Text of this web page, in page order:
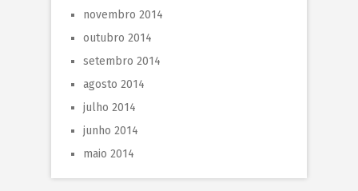
novembro 2014
outubro 2014
setembro 2014
agosto 2014
julho 2014
junho 2014
maio 2014